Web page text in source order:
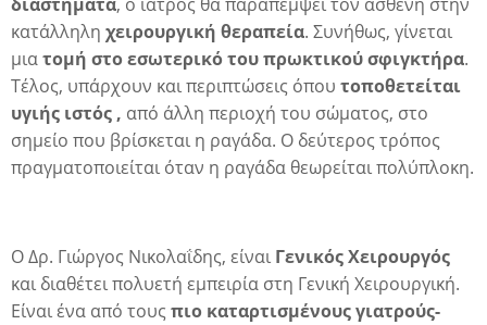
κατάλληλη χειρουργική θεραπεία. Συνήθως, γίνεται
μιατομή στο εσωτερικό του πρωκτικού σφιγκτήρα.
Τέλος, υπάρχουν και περιπτώσεις όπου τοποθετείται
υγιής ιστός , από άλλη περιοχή του σώματος, στο
σημείο που βρίσκεται η ραγάδα. Ο δεύτερος τρόπος
πραγματοποιείται όταν η ραγάδα θεωρείται πολύπλοκη.
ΟΔρ. Γιώργος Νικολαΐδης, είναι Γενικός Χειρουργός
και διαθέτει πολυετή εμπειρία στη Γενική Χειρουργική.
Είναι ένα από τους πιο καταρτισμένους γιατρούς-